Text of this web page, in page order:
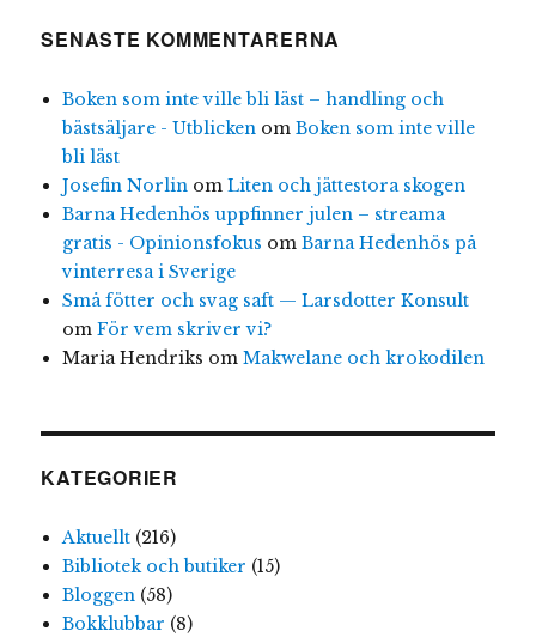
SENASTE KOMMENTARERNA
Boken som inte ville bli läst – handling och
bästsäljare - Utblickenom Boken som inte ville
bli läst
Josefin Norlinom Liten och jättestora skogen
Barna Hedenhös uppfinner julen – streama
gratis - Opinionsfokus om Barna Hedenhös på
vinterresa i Sverige
Små fötter och svag saft — Larsdotter Konsult
om För vem skriver vi?
Maria Hendriks om Makwelane och krokodilen
KATEGORIER
Aktuellt(216)
Bibliotek och butiker (15)
Bloggen(58)
Bokklubbar (8)